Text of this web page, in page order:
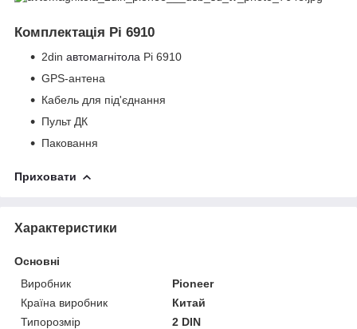
Комплектація Pi 6910
2din автомагнітола Pi 6910
GPS-антена
Кабель для під'єднання
Пульт ДК
Паковання
Приховати
Характеристики
Основні
Виробник
Pioneer
Країна виробник
Китай
Типорозмір
2 DIN